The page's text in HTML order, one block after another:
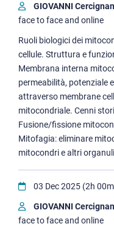
GIOVANNI
face to face and online
Ruoli biologici dei
cellule. Struttura e
Membrana interna
permeabilità, potenziale
attraverso membrane
mitocondriale. Cenni
Fusione/fissione
Mitofagia: eliminare
mitocondri e altri
03 Dec 2025 (2h
GIOVANNI
face to face and online